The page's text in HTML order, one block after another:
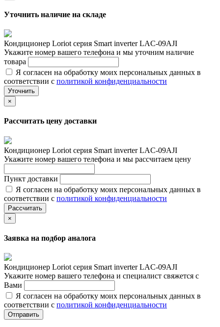
Уточнить наличие на складе
Кондиционер Loriot cерия Smart inverter LAC-09AJI
Укажите номер вашего телефона и мы уточним наличие
товара
Я согласен на обработку моих персональных данных в
соответствии с политикой конфиденциальности
Уточнить
×
Рассчитать цену доставки
Кондиционер Loriot cерия Smart inverter LAC-09AJI
Укажите номер вашего телефона и мы рассчитаем цену
Пункт доставки
Я согласен на обработку моих персональных данных в
соответствии с политикой конфиденциальности
Рассчитать
×
Заявка на подбор аналога
Кондиционер Loriot cерия Smart inverter LAC-09AJI
Укажите номер вашего телефона и специалист свяжется с
Вами
Я согласен на обработку моих персональных данных в
соответствии с политикой конфиденциальности
Отправить